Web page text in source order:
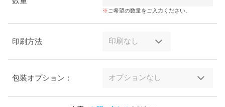
ご希望の数量をご入力ください。
印刷方法
包装オプション：